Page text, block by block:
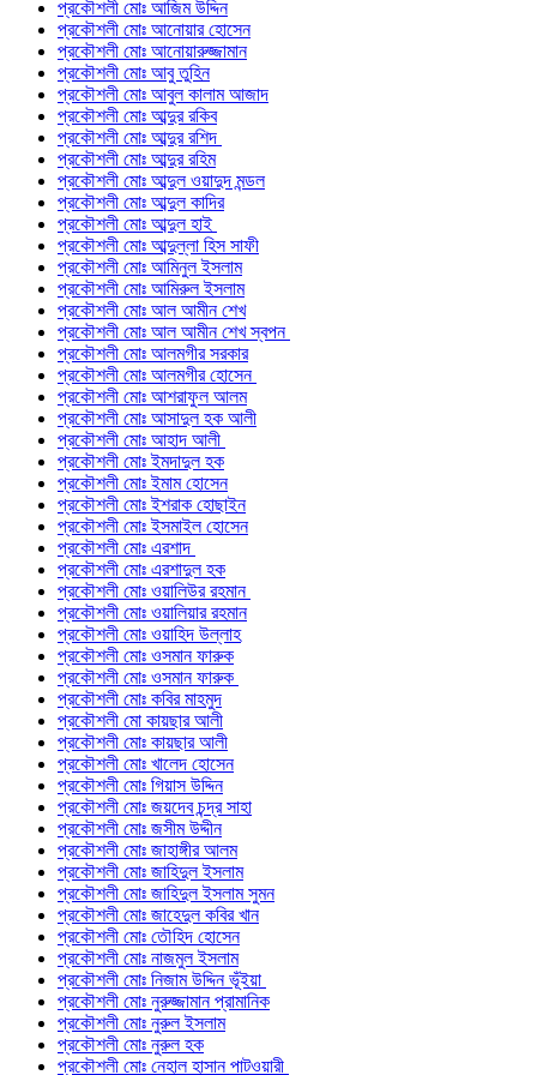
প্রকৌশলী মোঃ আজিম উদ্দিন
প্রকৌশলী মোঃ আনোয়ার হোসেন
প্রকৌশলী মোঃ আনোয়ারুজ্জামান
প্রকৌশলী মোঃ আবু তুহিন
প্রকৌশলী মোঃ আবুল কালাম আজাদ
প্রকৌশলী মোঃ আব্দুর রকিব
প্রকৌশলী মোঃ আব্দুর রশিদ
প্রকৌশলী মোঃ আব্দুর রহিম
প্রকৌশলী মোঃ আব্দুল ওয়াদুদ মন্ডল
প্রকৌশলী মোঃ আব্দুল কাদির
প্রকৌশলী মোঃ আব্দুল হাই
প্রকৌশলী মোঃ আব্দুল্লা হিস সাফী
প্রকৌশলী মোঃ আমিনুল ইসলাম
প্রকৌশলী মোঃ আমিরুল ইসলাম
প্রকৌশলী মোঃ আল আমীন শেখ
প্রকৌশলী মোঃ আল আমীন শেখ স্বপন
প্রকৌশলী মোঃ আলমগীর সরকার
প্রকৌশলী মোঃ আলমগীর হোসেন
প্রকৌশলী মোঃ আশরাফুল আলম
প্রকৌশলী মোঃ আসাদুল হক আলী
প্রকৌশলী মোঃ আহাদ আলী
প্রকৌশলী মোঃ ইমদাদুল হক
প্রকৌশলী মোঃ ইমাম হোসেন
প্রকৌশলী মোঃ ইশরাক হোছাইন
প্রকৌশলী মোঃ ইসমাইল হোসেন
প্রকৌশলী মোঃ এরশাদ
প্রকৌশলী মোঃ এরশাদুল হক
প্রকৌশলী মোঃ ওয়ালিউর রহমান
প্রকৌশলী মোঃ ওয়ালিয়ার রহমান
প্রকৌশলী মোঃ ওয়াহিদ উল্লাহ
প্রকৌশলী মোঃ ওসমান ফারুক
প্রকৌশলী মোঃ ওসমান ফারুক
প্রকৌশলী মোঃ কবির মাহমুদ
প্রকৌশলী মো কায়ছার আলী
প্রকৌশলী মোঃ কায়ছার আলী
প্রকৌশলী মোঃ খালেদ হোসেন
প্রকৌশলী মোঃ গিয়াস উদ্দিন
প্রকৌশলী মোঃ জয়দেব চন্দ্র সাহা
প্রকৌশলী মোঃ জসীম উদ্দীন
প্রকৌশলী মোঃ জাহাঙ্গীর আলম
প্রকৌশলী মোঃ জাহিদুল ইসলাম
প্রকৌশলী মোঃ জাহিদুল ইসলাম সুমন
প্রকৌশলী মোঃ জাহেদুল কবির খান
প্রকৌশলী মোঃ তৌহিদ হোসেন
প্রকৌশলী মোঃ নাজমুল ইসলাম
প্রকৌশলী মোঃ নিজাম উদ্দিন ভূঁইয়া
প্রকৌশলী মোঃ নুরুজ্জামান প্রামানিক
প্রকৌশলী মোঃ নুরুল ইসলাম
প্রকৌশলী মোঃ নুরুল হক
প্রকৌশলী মোঃ নেহাল হাসান পাটওয়ারী